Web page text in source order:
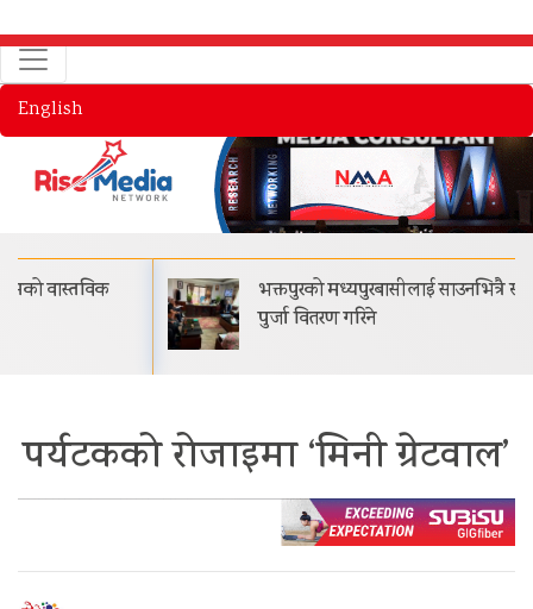
English
भक्तपुरको मध्यपुरबासीलाई साउनभित्रै स्थायी जग्गाधनी
पुर्जा वितरण गरिने
पर्यटकको रोजाइमा ‘मिनी ग्रेटवाल’